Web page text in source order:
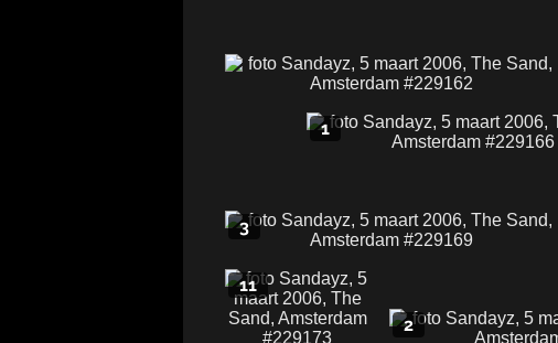
1
3
11
2